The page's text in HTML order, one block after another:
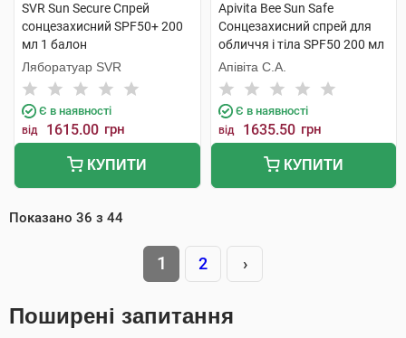
SVR Sun Secure Спрей
сонцезахисний SPF50+ 200
мл 1 балон
Ляборатуар SVR
Є в наявності
від 1615.00 грн
КУПИТИ
Apivita Bee Sun Safe
Сонцезахисний спрей для
обличчя і тіла SPF50 200 мл
1 флакон
Апівіта С.А.
Є в наявності
від 1635.50 грн
КУПИТИ
Показано 36 з 44
1 2 ›
Поширені запитання